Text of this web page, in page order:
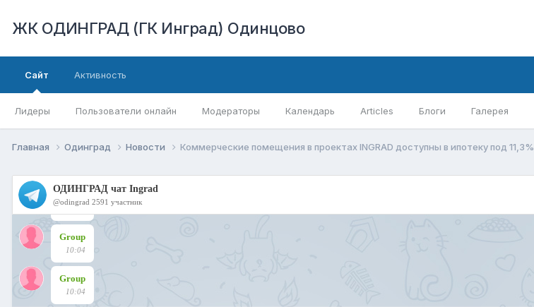
ЖК ОДИНГРАД (ГК Инград) Одинцово
Сайт
Лидеры Пользователи онлайн Модераторы Календарь Articles Блоги Галерея
Активность
Главная Одинград Новости Коммерческие помещения в проектах INGRAD доступны в ипотеку под 11,3%